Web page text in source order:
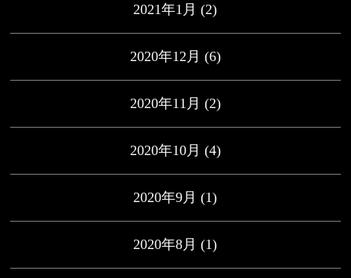
2021年1月 (2)
2020年12月 (6)
2020年11月 (2)
2020年10月 (4)
2020年9月 (1)
2020年8月 (1)